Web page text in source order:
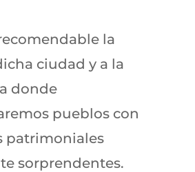
la
ciudad y a la
donde
pueblos con
patrimoniales
sorprendentes.